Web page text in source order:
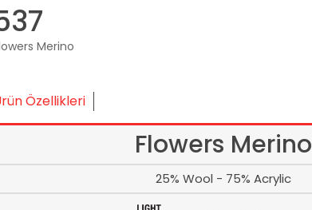
Merino
Özellikleri
Flowers Merino
25% Wool - 75% Acrylic